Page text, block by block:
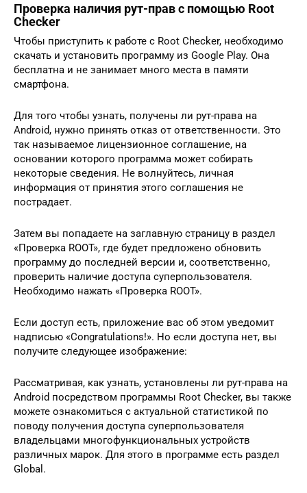
Проверка наличия рут-прав с помощью Root
Checker
Чтобы приступить к работе с Root Checker, необходимо
скачать и установить программу из Google Play. Она
бесплатна и не занимает много места в памяти
смартфона.
Для того чтобы узнать, получены ли рут-права на
Android, нужно принять отказ от ответственности. Это
так называемое лицензионное соглашение, на
основании которого программа может собирать
некоторые сведения. Не волнуйтесь, личная
информация от принятия этого соглашения не
пострадает.
Затем вы попадаете на заглавную страницу в раздел
«Проверка ROOT», где будет предложено обновить
программу до последней версии и, соответственно,
проверить наличие доступа суперпользователя.
Необходимо нажать «Проверка ROOT».
Если доступ есть, приложение вас об этом уведомит
надписью «Congratulations!». Но если доступа нет, вы
получите следующее изображение:
Рассматривая, как узнать, установлены ли рут-права на
Android посредством программы Root Checker, вы также
можете ознакомиться с актуальной статистикой по
поводу получения доступа суперпользователя
владельцами многофункциональных устройств
различных марок. Для этого в программе есть раздел
Global.